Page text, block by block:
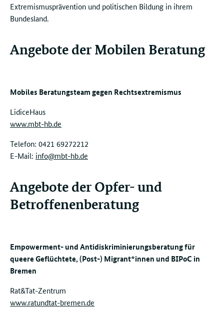
Extremismusprävention und politischen Bildung in ihrem
Bundesland.
Angebote der Mobilen Beratung
Mobiles Beratungsteam gegen Rechtsextremismus
LidiceHaus
www.mbt-hb.de
Telefon: 0421 69272212
E-Mail: info@mbt-hb.de
Angebote der Opfer- und
Betroffenenberatung
Empowerment- und Antidiskriminierungsberatung für
queere Geflüchtete, (Post-) Migrant*innen und BIPoC in
Bremen
Rat&Tat-Zentrum
www.ratundtat-bremen.de